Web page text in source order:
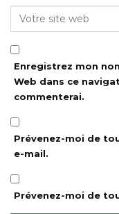
Enregistrez mon
Web dans ce
commenterai.
Prévenez-moi de
e-mail.
Prévenez-moi de